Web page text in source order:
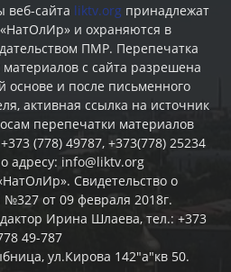
веб-сайта liktv.org принадлежат
и охраняются в
ПМР. Перепечатка
c сайта разрешена
основе и после письменного
активная ссылка на источник
перепечатки материалов
(778) 49787, +373(778) 25234
адресу: info@liktv.org
Свидетельство о
от 09 февраля 2018г.
Ирина Шлаева, тел.: +373
49-787
ул.Кирова 142"а"кв 50.